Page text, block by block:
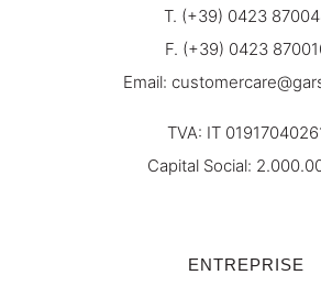
T. (+39) 0423
F. (+39) 0423
Email:
TVA: IT
Capital Social:
ENTREPRISE